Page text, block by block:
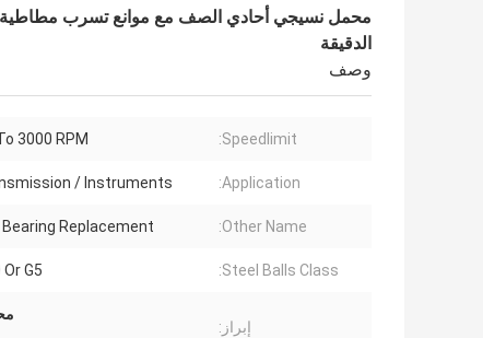
الدقيقة
وصف
Speedlimit:
3000 RPM
Application:
/ Instruments
Other Name:
Bearing Replacement
Steel Balls Class:
Or G5
إبراز: